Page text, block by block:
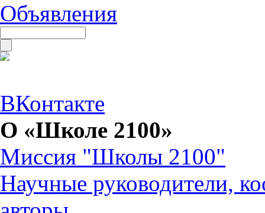
Объявления
ВКонтакте
О «Школе 2100»
Миссия "Школы 2100"
Научные руководители,